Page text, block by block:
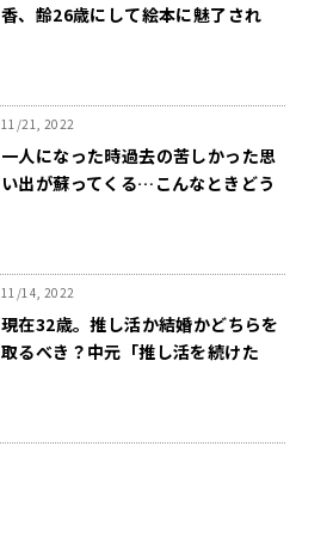
香、齢26歳にして絵本に魅了され
11/21, 2022
一人になった時過去の苦しかった思
い出が蘇ってくる…こんなときどう
11/14, 2022
現在32歳。推し活か結婚かどちらを
取るべき？中元「推し活を続けた